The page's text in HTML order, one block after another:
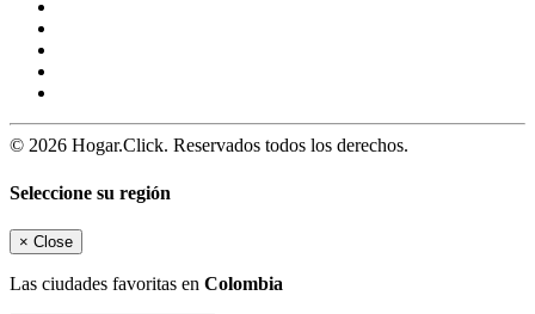
© 2026 Hogar.Click. Reservados todos los derechos.
Seleccione su región
× Close
Las ciudades favoritas en Colombia